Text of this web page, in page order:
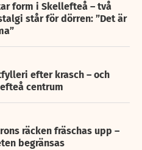
form i Skellefteå – två
står för dörren: ”Det är
efter krasch – och
centrum
räcken fräschas upp –
begränsas